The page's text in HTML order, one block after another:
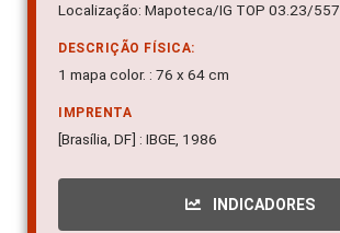
Localização: Mapoteca/IG TOP 03.23/557
DESCRIÇÃO FÍSICA:
1 mapa color. : 76 x 64 cm
IMPRENTA
[Brasília, DF] : IBGE, 1986
INDICADORES